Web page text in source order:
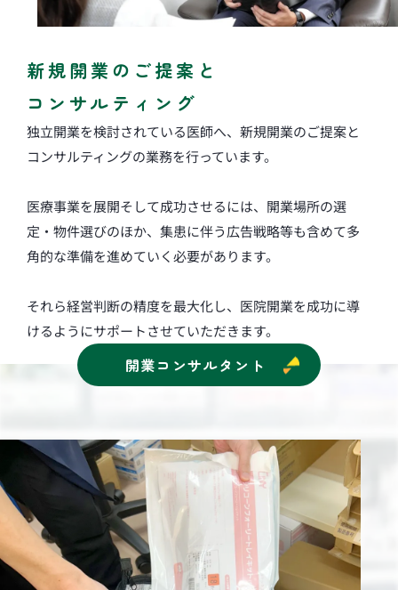
新規開業のご提案と
コンサルティング
独立開業を検討されている医師へ、新規開業のご提案と
コンサルティングの業務を行っています。
医療事業を展開そして成功させるには、開業場所の選
定・物件選びのほか、集患に伴う広告戦略等も含めて多
角的な準備を進めていく必要があります。
それら経営判断の精度を最大化し、医院開業を成功に導
けるようにサポートさせていただきます。
開業コンサルタント